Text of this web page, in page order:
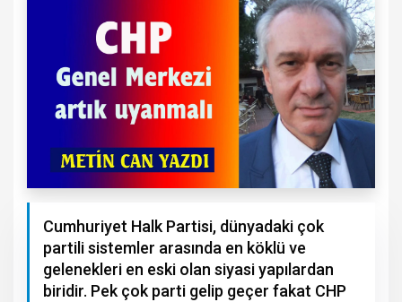
Cumhuriyet Halk Partisi, dünyadaki çok
partili sistemler arasında en köklü ve
gelenekleri en eski olan siyasi yapılardan
biridir. Pek çok parti gelip geçer fakat CHP